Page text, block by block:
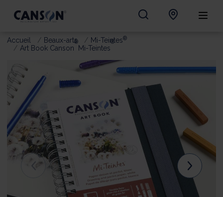
Accueil Beaux-arts Mi-Teintes®
Art Book Canson
®
Mi-Teintes
®